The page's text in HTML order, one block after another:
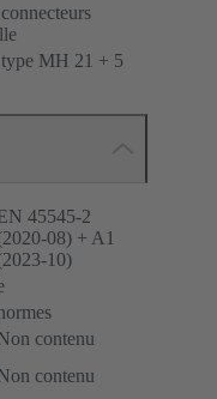
MH 21 + 5
45545-2
08) + A1
10)
contenu
contenu